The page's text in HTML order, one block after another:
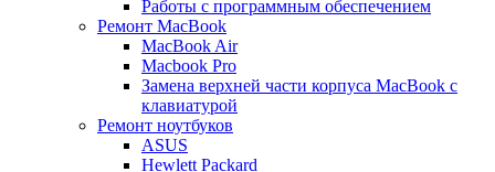
Работы с программным обеспечением
Ремонт MacBook
MacBook Air
Macbook Pro
Замена верхней части корпуса MacBook с
клавиатурой
Ремонт ноутбуков
ASUS
Hewlett Packard